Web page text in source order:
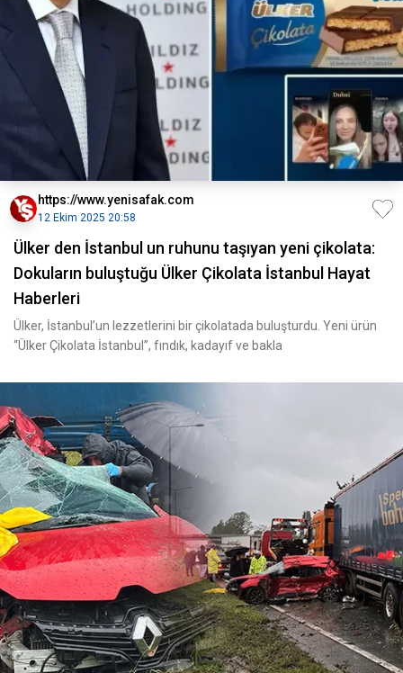
https://www.yenisafak.com
12 Ekim 2025 20:58
Ülker den İstanbul un ruhunu taşıyan yeni çikolata:
Dokuların buluştuğu Ülker Çikolata İstanbul Hayat
Haberleri
Ülker, İstanbul’un lezzetlerini bir çikolatada buluşturdu. Yeni ürün
“Ülker Çikolata İstanbul”, fındık, kadayıf ve bakla